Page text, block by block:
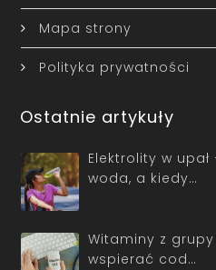
Mapa strony
Polityka prywatności
Ostatnie artykuły
Elektrolity w
woda, a kiedy…
Witaminy z
wspierać cod…